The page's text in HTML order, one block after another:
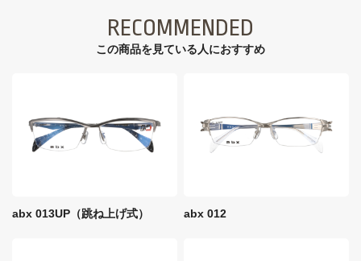
RECOMMENDED
この商品を見ている⼈におすすめ
abx 013UP（跳ね上げ式） abx 012